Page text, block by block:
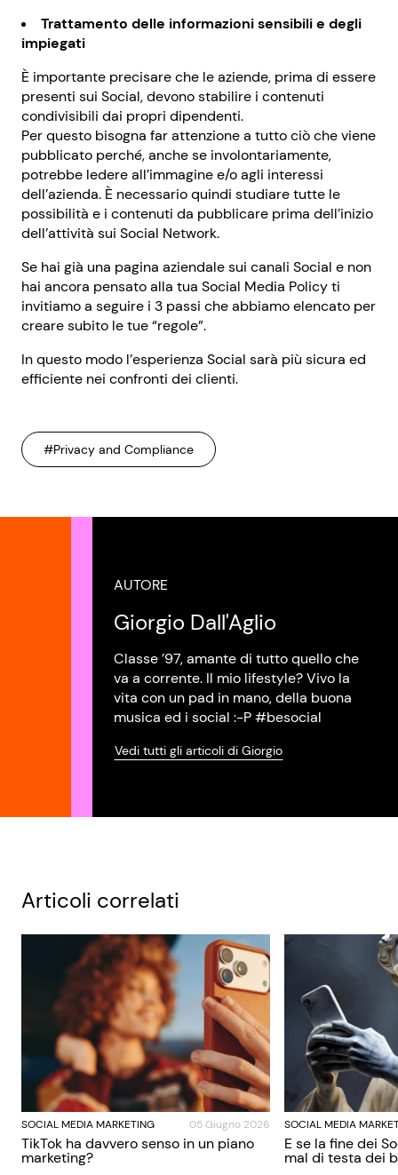
Trattamento delle informazioni sensibili e degli
impiegati
È importante precisare che le aziende, prima di essere
presenti sui Social, devono stabilire i contenuti
condivisibili dai propri dipendenti.
Per questo bisogna far attenzione a tutto ciò che viene
pubblicato perché, anche se involontariamente,
potrebbe ledere all’immagine e/o agli interessi
dell’azienda. È necessario quindi studiare tutte le
possibilità e i contenuti da pubblicare prima dell’inizio
dell’attività sui Social Network.
Se hai già una pagina aziendale sui canali Social e non
hai ancora pensato alla tua Social Media Policy ti
invitiamo a seguire i 3 passi che abbiamo elencato per
creare subito le tue “regole”.
In questo modo l’esperienza Social sarà più sicura ed
efficiente nei confronti dei clienti.
#Privacy and Compliance
AUTORE
Giorgio Dall'Aglio
Classe ’97, amante di tutto quello che
va a corrente. Il mio lifestyle? Vivo la
vita con un pad in mano, della buona
musica ed i social :-P #besocial
Vedi tutti gli articoli di Giorgio
Articoli correlati
SOCIAL MEDIA MARKETING 05 Giugno 2026
TikTok ha davvero senso in un piano
marketing?
SOCIAL MEDIA
E se la fine dei
mal di testa dei